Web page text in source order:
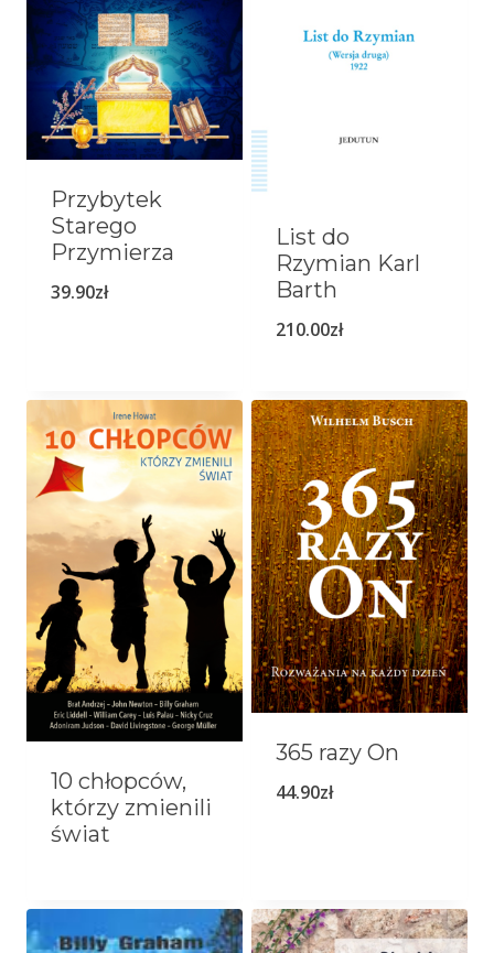
Przybytek
Starego
Przymierza
39.90zł
List do
Rzymian Karl
Barth
210.00zł
10 chłopców,
którzy zmienili
świat
365 razy On
44.90zł